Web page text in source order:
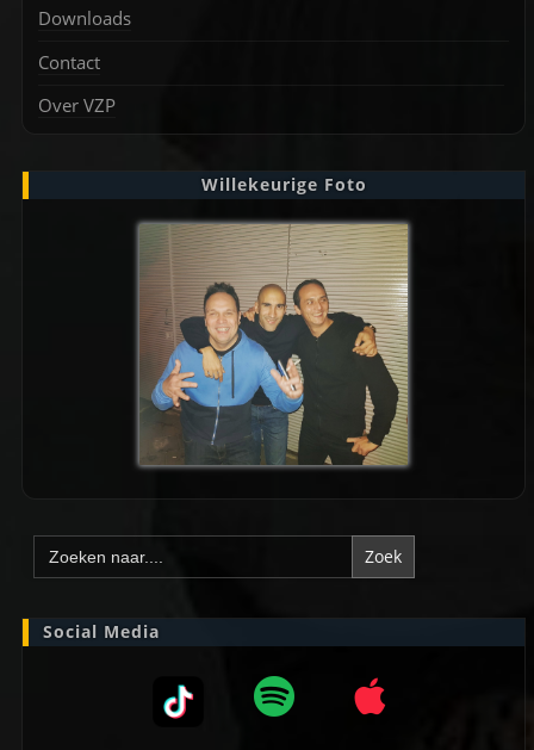
Downloads
Contact
Over VZP
Willekeurige Foto
Zoek
naar:
Social Media